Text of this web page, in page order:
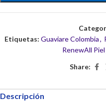
Etiquetas: Guaviare Colombia,
RenewAll Piel
Share:
Descripción